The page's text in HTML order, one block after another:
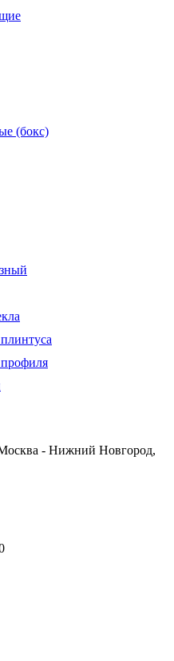
(бокс)
- Нижний Новгород,